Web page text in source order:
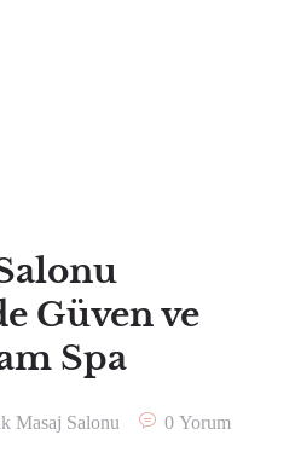
Güven ve
Spa
Masaj Salonu 0 Yorum